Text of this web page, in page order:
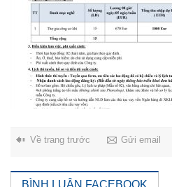
Về trang trước Gửi email
BÌNH LUẬN FACEBOOK